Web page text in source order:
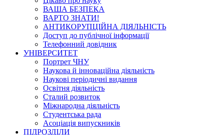
ВАША БЕЗПЕКА
ВАРТО ЗНАТИ!
АНТИКОРУПЦІЙНА ДІЯЛЬНІСТЬ
Доступ до публічної інформації
Телефонний довідник
УНІВЕРСИТЕТ
Портрет ЧНУ
Наукова й інноваційна діяльність
Наукові періодичні видання
Освітня діяльність
Сталий розвиток
Міжнародна діяльність
Студентська рада
Асоціація випускників
ПІДРОЗДІЛИ